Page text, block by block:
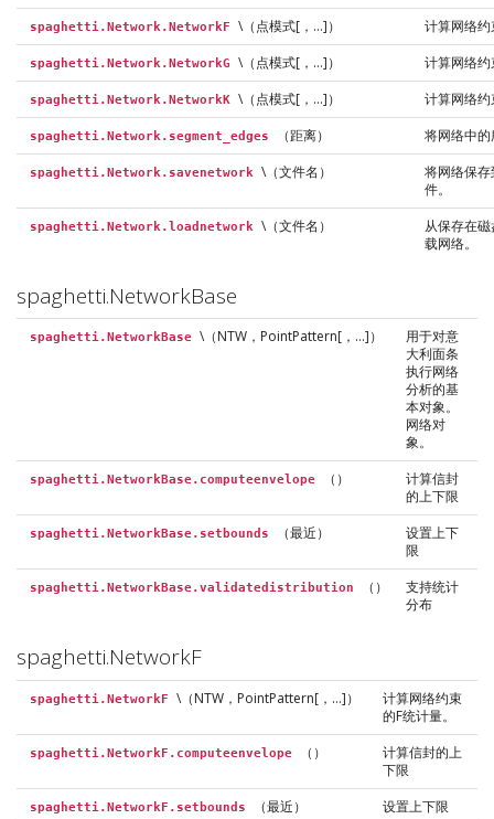
spaghetti.Network.NetworkF \（点模式[，…]） 计算网络
spaghetti.Network.NetworkG \（点模式[，…]） 计算网络
spaghetti.Network.NetworkK \（点模式[，…]） 计算网络
spaghetti.Network.segment_edges （距离） 将网络中
spaghetti.Network.savenetwork \（文件名）
将网络保
件。
spaghetti.Network.loadnetwork \（文件名）
从保存在
载网络。
spaghetti.NetworkBase
spaghetti.NetworkBase \（NTW，PointPattern[，…]）
用于对意
大利面条
执行网络
分析的基
本对象。
网络对
象。
spaghetti.NetworkBase.computeenvelope （）
计算信封
的上下限
spaghetti.NetworkBase.setbounds （最近）
设置上下
限
spaghetti.NetworkBase.validatedistribution （）
支持统计
分布
spaghetti.NetworkF
spaghetti.NetworkF \（NTW，PointPattern[，…]）
计算网络约束
的F统计量。
spaghetti.NetworkF.computeenvelope （）
计算信封的上
下限
spaghetti.NetworkF.setbounds （最近） 设置上下限